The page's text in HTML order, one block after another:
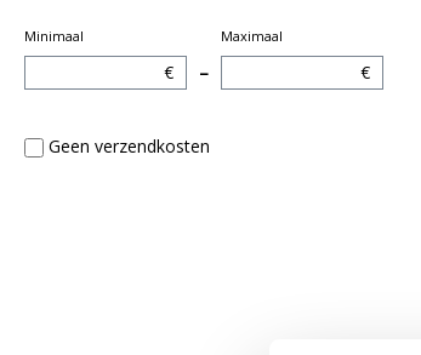
Minimaal
€ –
Maximaal
€
Geen verzendkosten